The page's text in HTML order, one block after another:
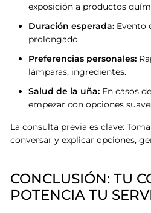
exposición a productos
Duración esperada: Evento
prolongado.
Preferencias personales:
lámparas, ingredientes.
Salud de la uña: En casos
empezar con opciones
La consulta previa es clave:
conversar y explicar opciones,
CONCLUSIÓN: TU
POTENCIA TU